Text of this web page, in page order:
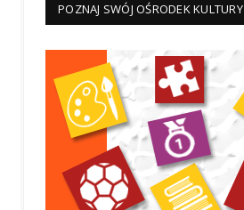
POZNAJ SWÓJ OŚRODEK KULTURY